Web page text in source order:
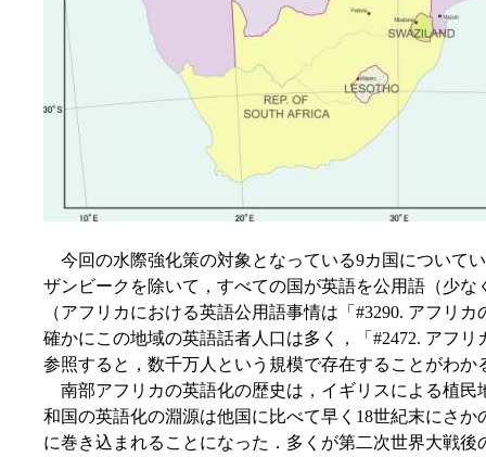
今回の水際強化策の対象となっている9カ国について
ザンビークを除いて，すべての国が英語を公用語（少
（アフリカにおける英語公用語事情は「#3290. アフリカ
確かにこの地域の英語話者人口は多く，「#2472. アフリ
参照すると，数千万人という規模で存在することがわ
南部アフリカの英語化の歴史は，イギリスによる植民
和国の英語化の淵源は他国に比べて早く18世紀末にさ
に巻き込まれることになった．多くが第二次世界大戦